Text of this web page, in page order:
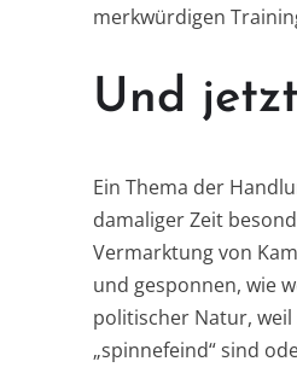
merkwürdigen
Und
Ein Thema der
damaliger Zeit
Vermarktung von
und gesponnen, wie
politischer Natur,
„spinnefeind“ sind